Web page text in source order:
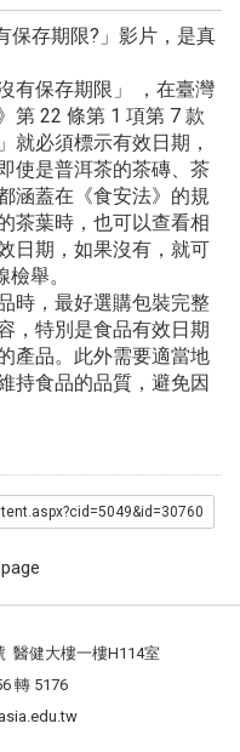
保存期限?」影片，是真
有保存期限」 ，在臺灣
第 22 條第 1 項第 7 款
就必須標示有效日期，
使是普洱茶的茶磚、茶
涵蓋在《食安法》的規
茶葉時，也可以查看相
日期，如果沒有，就可
舉。
時，最好選購包裝完整
，特別是食品有效日期
產品。此外需要適當地
持食品的品質，避免因
醫健大樓一樓H114室
轉 5176